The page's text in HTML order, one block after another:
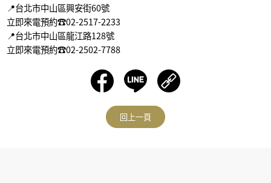
📍台北市中山區興安街60號
立即來電預約☎02-2517-2233
📍台北市中山區龍江路128號
立即來電預約☎02-2502-7788
回上一頁